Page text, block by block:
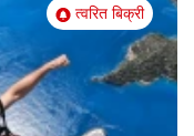
त्वरित बिक्री